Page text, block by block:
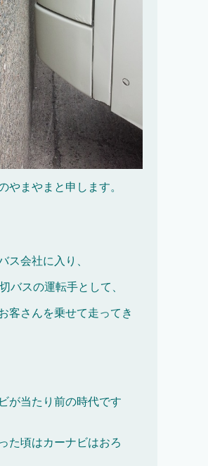
やまやまと申します。
ス会社に入り、
バスの運転手として、
客さんを乗せて走ってき
が当たり前の時代です
た頃はカーナビはおろ